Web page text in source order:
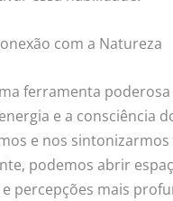
com a Natureza
ferramenta
e a consciência
e nos sintonizarmos
podemos abrir
percepções mais